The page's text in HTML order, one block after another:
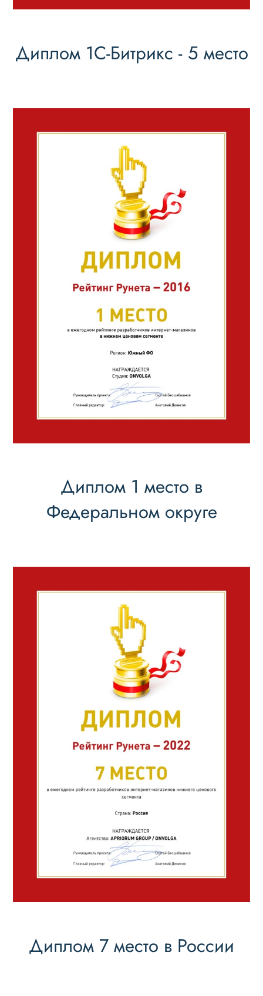
Диплом 1С-Битрикс - 5 место
Диплом 1 место в
Федеральном округе
Диплом 7 место в России